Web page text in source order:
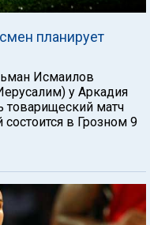
планирует
Исмаилов
у Аркадия
товарищеский матч
в Грозном 9